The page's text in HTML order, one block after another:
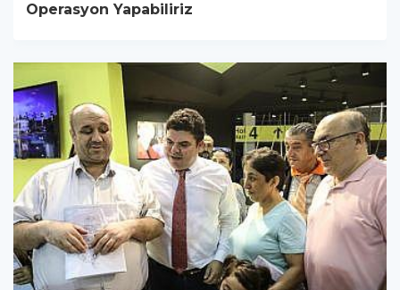
Operasyon Yapabiliriz